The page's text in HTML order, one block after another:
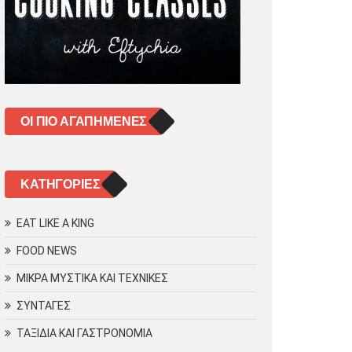
ΟΙ ΠΙΟ ΑΓΑΠΗΜΈΝΕΣ
KΑΤΗΓΟΡΊΕΣ
EAT LIKE A KING
FOOD NEWS
ΜΙΚΡΑ ΜΥΣΤΙΚΑ ΚΑΙ ΤΕΧΝΙΚΕΣ
ΣΥΝΤΑΓΕΣ
ΤΑΞΙΔΙΑ ΚΑΙ ΓΑΣΤΡΟΝΟΜΙΑ